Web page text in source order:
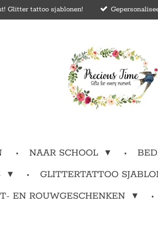
Glitter tattoo sjablonen!
NAAR SCHOOL
GLITTERTATTOO
EN ROUWGESCHENKEN